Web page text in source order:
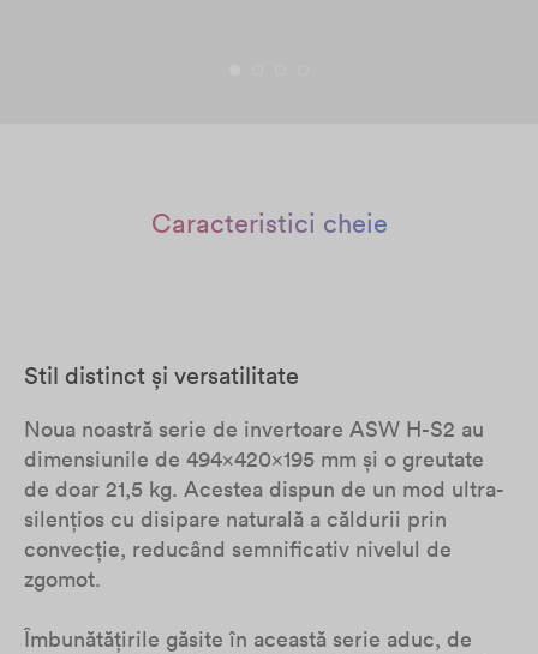
Caracteristici cheie
Stil distinct și versatilitate
Noua noastră serie de invertoare ASW H-S2 au
dimensiunile de 494x420x195 mm și o greutate
de doar 21,5 kg. Acestea dispun de un mod ultra-
silențios cu disipare naturală a căldurii prin
convecție, reducând semnificativ nivelul de
zgomot.
Îmbunătățirile găsite în această serie aduc, de